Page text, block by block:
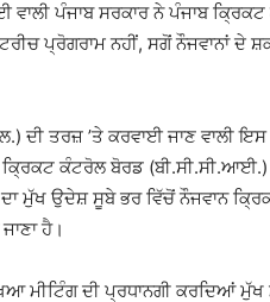
ਵਾਲੀ ਪੰਜਾਬ ਸਰਕਾਰ ਨੇ ਪੰਜਾਬ
ਪ੍ਰੋਗਰਾਮ ਨਹੀਂ, ਸਗੋਂ ਨੌਜਵਾਨਾਂ ਦੇ
ਤਰਜ਼ ’ਤੇ ਕਰਵਾਈ ਜਾਣ ਵਾਲੀ ਇਸ
ਕੰਟਰੋਲ ਬੋਰਡ
ਮੁੱਖ ਉਦੇਸ਼ ਸੂਬੇ ਭਰ ਵਿੱਚੋਂ ਨੌਜਵਾਨ
ਹੈ।
ਮੀਟਿੰਗ ਦੀ ਪ੍ਰਧਾਨਗੀ ਕਰਦਿਆਂ ਮੁੱਖ